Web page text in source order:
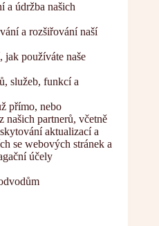
a údržba našich
a rozšiřování naší
jak používáte naše
služeb, funkcí a
přímo, nebo
našich partnerů, včetně
aktualizací a
se webových stránek a
účely